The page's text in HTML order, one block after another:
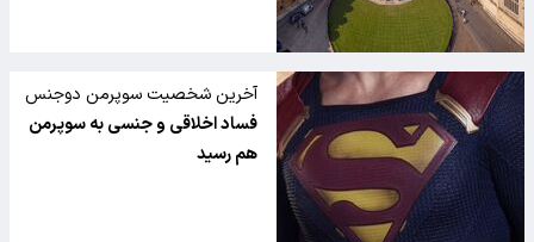
آخرین شخصیت سوپرمن دوجنس
گرا است
فساد اخلاقی و جنسی به سوپرمن
هم رسید